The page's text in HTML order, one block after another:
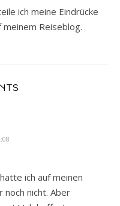
ich meine Eindrücke
Reiseblog.
ich auf meinen
noch nicht. Aber